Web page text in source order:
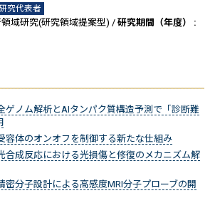
究代表者
域研究(研究領域提案型) / 研究期間（年度） :
ゲノム解析とAIタンパク質構造予測で「診断難
容体のオンオフを制御する新たな仕組み
合成反応における光損傷と修復のメカニズム解
密分子設計による高感度MRI分子プローブの開